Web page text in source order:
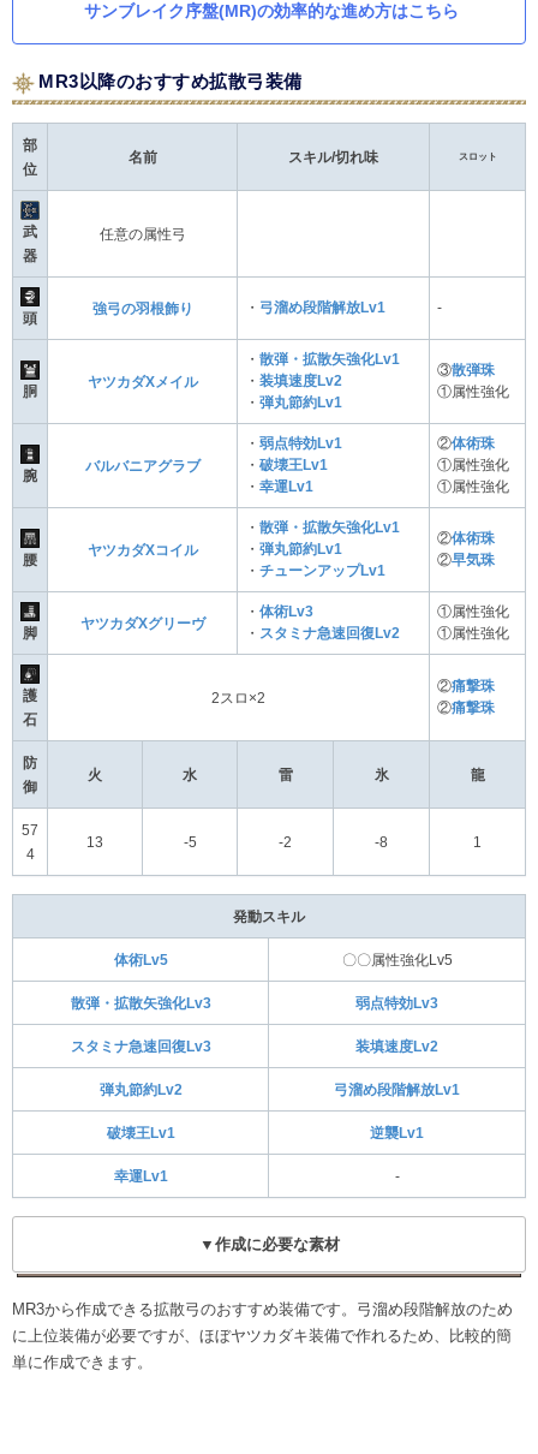
サンブレイク序盤(MR)の効率的な進め方はこちら
MR3以降のおすすめ拡散弓装備
部
位
名前 スキル/切れ味 スロット
武
器
任意の属性弓
頭
強弓の羽根飾り ・ 弓溜め段階解放Lv1 -
胴
ヤツカダXメイル
・ 散弾・拡散矢強化Lv1
・ 装填速度Lv2
・ 弾丸節約Lv1
③散弾珠
①属性強化
腕
バルバニアグラブ
・ 弱点特効Lv1
・ 破壊王Lv1
・ 幸運Lv1
②体術珠
①属性強化
①属性強化
腰
ヤツカダXコイル
・ 散弾・拡散矢強化Lv1
・ 弾丸節約Lv1
・ チューンアップLv1
②体術珠
②早気珠
脚
ヤツカダXグリーヴ
・ 体術Lv3
・ スタミナ急速回復Lv2
①属性強化
①属性強化
護
石
2スロ×2
②痛撃珠
②痛撃珠
防
御
火 水 雷 氷 龍
57
4
13 -5 -2 -8 1
発動スキル
体術Lv5 〇〇属性強化Lv5
散弾・拡散矢強化Lv3 弱点特効Lv3
スタミナ急速回復Lv3 装填速度Lv2
弾丸節約Lv2 弓溜め段階解放Lv1
破壊王Lv1 逆襲Lv1
幸運Lv1 -
▼作成に必要な素材
MR3から作成できる拡散弓のおすすめ装備です。弓溜め段階解放のため
に上位装備が必要ですが、ほぼヤツカダキ装備で作れるため、比較的簡
単に作成できます。